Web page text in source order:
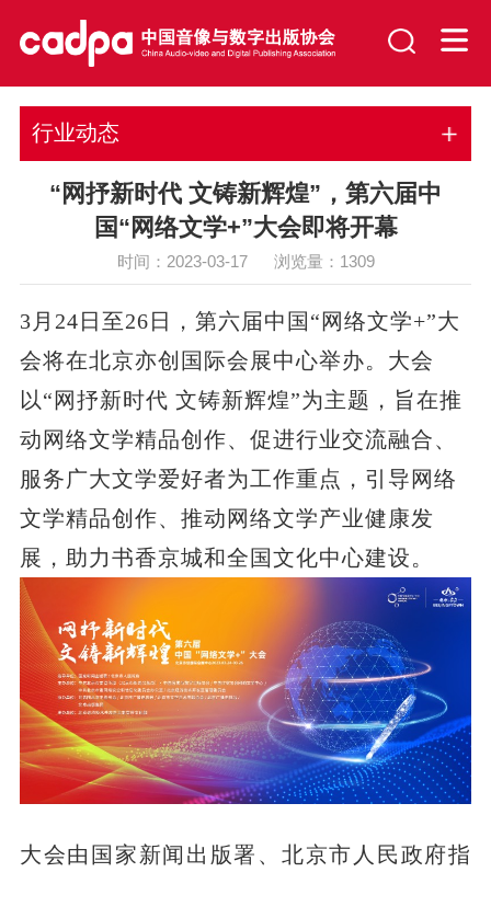
行业动态
“网抒新时代 文铸新辉煌”，第六届中
国“网络文学+”大会即将开幕
时间：2023-03-17 浏览量： 1309
3月24日至26日，第六届中国“网络文学+”大
会将在北京亦创国际会展中心举办。大会
以“网抒新时代 文铸新辉煌”为主题，旨在推
动网络文学精品创作、促进行业交流融合、
服务广大文学爱好者为工作重点，引导网络
文学精品创作、推动网络文学产业健康发
展，助力书香京城和全国文化中心建设。
大会由国家新闻出版署、北京市人民政府指